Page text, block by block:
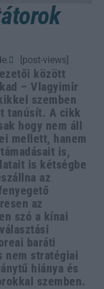
[post-views]
között
– Vlagyimir
szemben
tanúsít. A cikk
hogy nem áll
mellett, hanem
is,
is kétségbe
az
az
szó a kínai
baráti
nem stratégiai
hiánya és
szemben.